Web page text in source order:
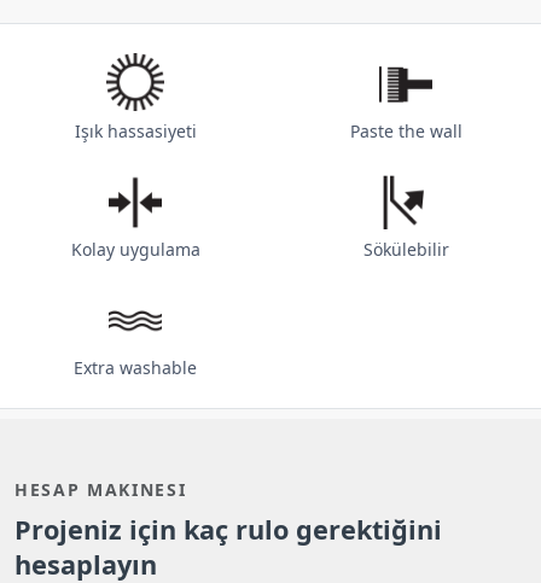
Işık hassasiyeti Paste the wall
Kolay uygulama Sökülebilir
Extra washable
HESAP MAKINESI
Projeniz için kaç rulo gerektiğini
hesaplayın